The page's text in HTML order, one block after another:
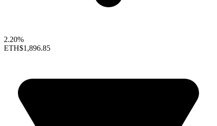
2.20%
ETH$1,896.85